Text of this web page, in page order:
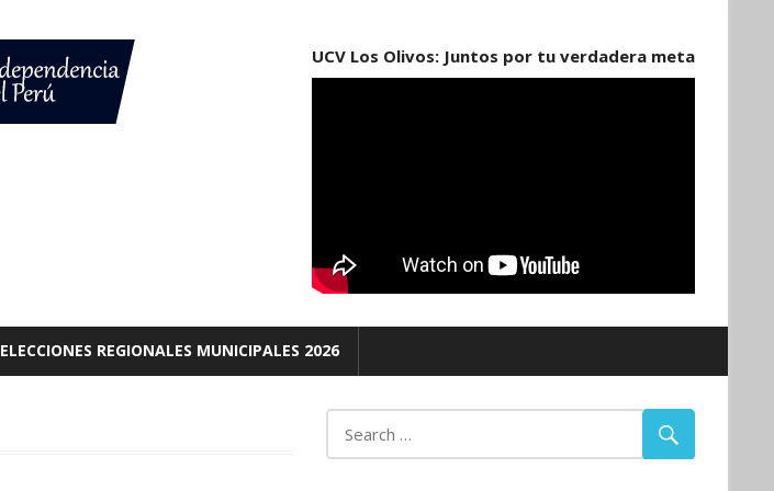
UCV Los Olivos: Juntos por tu verdadera meta
ELECCIONES REGIONALES MUNICIPALES 2026